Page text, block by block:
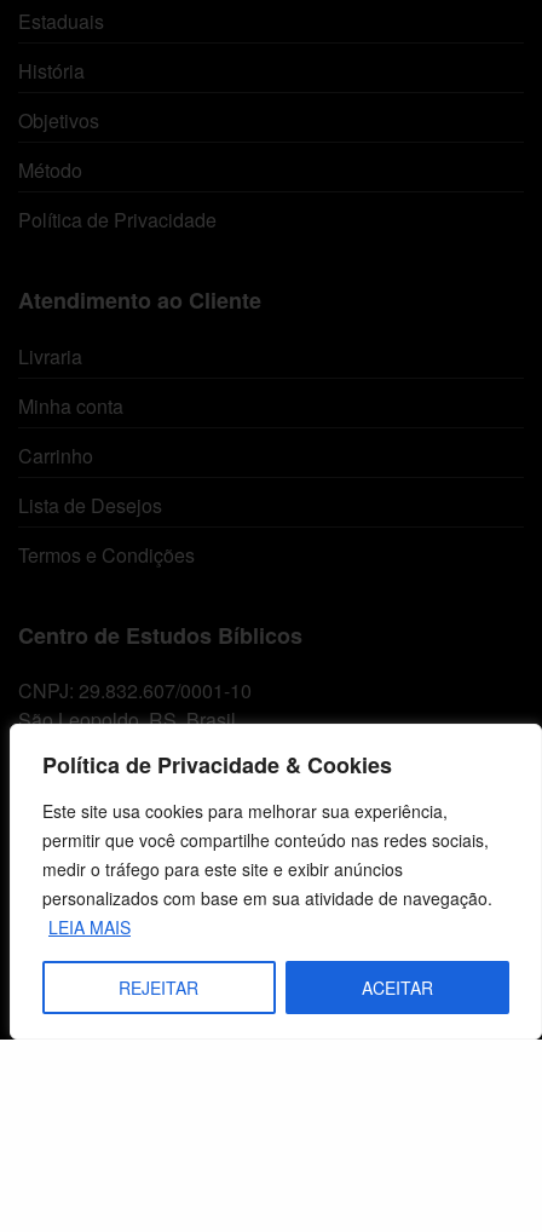
Política de Privacidade & Cookies
Este site usa cookies para melhorar sua experiência,
permitir que você compartilhe conteúdo nas redes sociais,
medir o tráfego para este site e exibir anúncios
personalizados com base em sua atividade de navegação.
LEIA MAIS
REJEITAR ACEITAR
Estaduais
História
Objetivos
Método
Política de Privacidade
Atendimento ao Cliente
Livraria
Minha conta
Carrinho
Lista de Desejos
Termos e Condições
Centro de Estudos Bíblicos
CNPJ: 29.832.607/0001-10
São Leopoldo, RS, Brasil
Fale Conosco
E-mails
vendas@cebi.org.br
comunicacao@cebi.org.br
WhatsApp / Vendas
+55 (51) 99734-4518